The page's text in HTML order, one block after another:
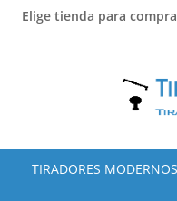
Elige tienda para
TIRADORES MODERNOS